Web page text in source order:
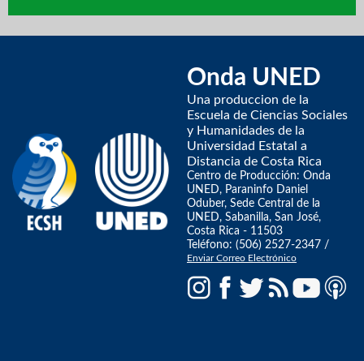
Onda UNED
Una produccion de la
Escuela de Ciencias Sociales
y Humanidades de la
Universidad Estatal a
Distancia de Costa Rica
Centro de Producción: Onda
UNED, Paraninfo Daniel
Oduber, Sede Central de la
UNED, Sabanilla, San José,
Costa Rica - 11503
Teléfono: (506) 2527-2347 /
Enviar Correo Electrónico